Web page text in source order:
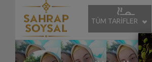
TÜM TARİFLER